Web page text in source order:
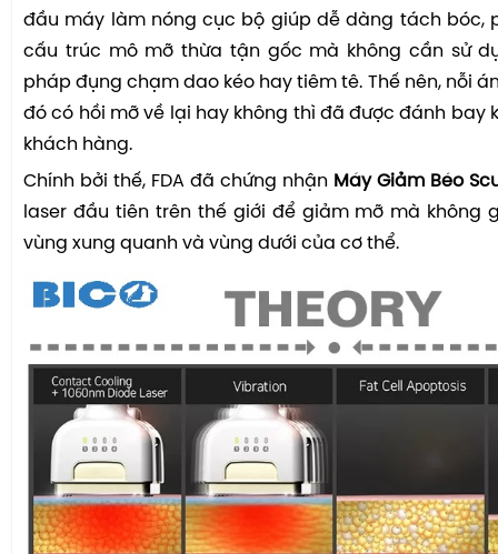
đầu máy làm nóng cục bộ giúp dễ dàng tách bóc,
cấu trúc mô mỡ thừa tận gốc mà không cần sử
pháp đụng chạm dao kéo hay tiêm tê. Thế nên, nỗi
đó có hồi mỡ về lại hay không thì đã được đánh bay
khách hàng.
Chính bởi thế, FDA đã chứng nhận Máy Giảm Béo
laser đầu tiên trên thế giới để giảm mỡ mà không
vùng xung quanh và vùng dưới của cơ thể.